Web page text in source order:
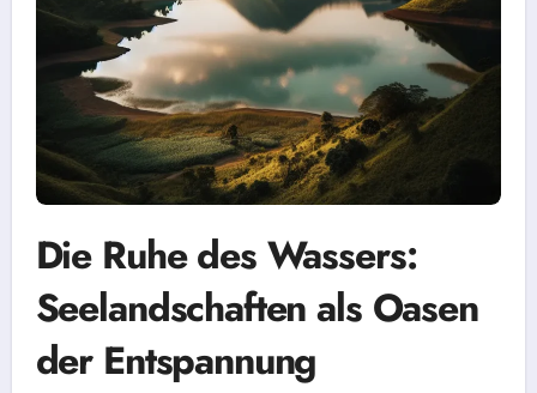
Die Ruhe des Wassers:
Seelandschaften als Oasen
der Entspannung